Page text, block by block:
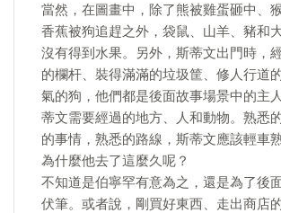
當然，在圖畫中，除了熊被雞蛋砸中、
香蕉被狗追趕之外，袋鼠、山羊、豬和
沒有得到水果。另外，斯蒂文出門時，
的欄杆、裝得滿滿的垃圾筐、修人行道
氣的狗，他們都是後面故事場景中的主
蒂文需要經過的地方、人和動物。熟悉
的事情，熟悉的路線，斯蒂文應該輕車
為什麼他去了這麼久呢？
不知道是伯寧罕有意為之，還是為了後
伏筆。或者說，剛買好東西、走出商店